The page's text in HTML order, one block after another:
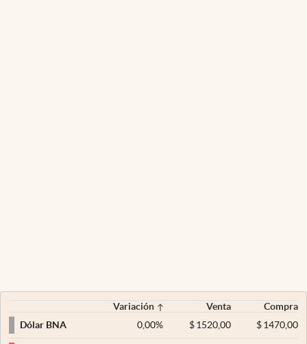
Variación Venta
Compra
Dólar BNA
0,00% $ 1520,00 $1470,00